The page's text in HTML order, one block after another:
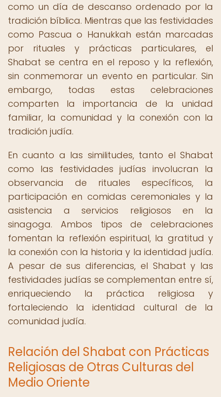
como un día de descanso ordenado por la
tradición bíblica. Mientras que las festividades
como Pascua o Hanukkah están marcadas
por rituales y prácticas particulares, el
Shabat se centra en el reposo y la reflexión,
sin conmemorar un evento en particular. Sin
embargo, todas estas celebraciones
comparten la importancia de la unidad
familiar, la comunidad y la conexión con la
tradición judía.
En cuanto a las similitudes, tanto el Shabat
como las festividades judías involucran la
observancia de rituales específicos, la
participación en comidas ceremoniales y la
asistencia a servicios religiosos en la
sinagoga. Ambos tipos de celebraciones
fomentan la reflexión espiritual, la gratitud y
la conexión con la historia y la identidad judía.
A pesar de sus diferencias, el Shabat y las
festividades judías se complementan entre sí,
enriqueciendo la práctica religiosa y
fortaleciendo la identidad cultural de la
comunidad judía.
Relación del Shabat con Prácticas
Religiosas de Otras Culturas del
Medio Oriente